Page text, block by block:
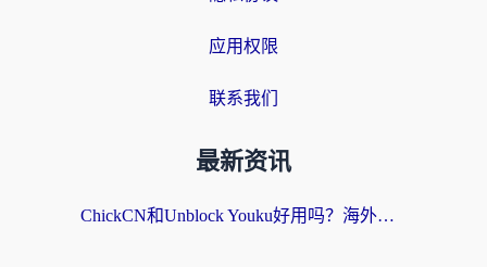
应用权限
联系我们
最新资讯
ChickCN和Unblock Youku好用吗？海外党亲测3款回国加速器，附iOS免费选择指南